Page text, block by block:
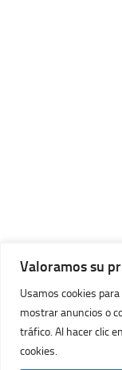
Valoramos su
Usamos cookies
mostrar anuncios o
tráfico. Al hacer clic
cookies.
Imágenes